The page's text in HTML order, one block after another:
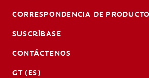
CORRESPONDENCIA DE
SUSCRÍBASE
CONTÁCTENOS
GT (ES)